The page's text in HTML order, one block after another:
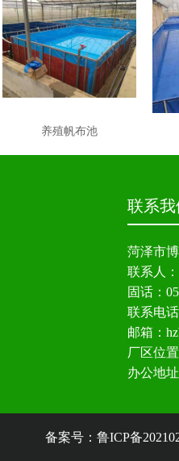
养殖帆布池
联系我
菏泽市
联系人
固话：
联系电话
邮箱：
厂区位
办公地
备案号： 鲁ICP备